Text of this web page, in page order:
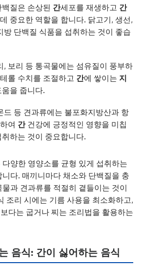
질은 손상된 간세포를 재생하고 간
중요한 역할을 합니다. 닭고기, 생선,
방 단백질 식품을 섭취하는 것이 좋습
, 보리 등 통곡물에는 섬유질이 풍부하
롤 수치를 조절하고 간에 쌓이는 지
을 줍니다.
드 등 견과류에는 불포화지방산과 항
여 간건강에 긍정적인 영향을 미칩
하는 것이 중요합니다.
다양한 영양소를 균형 있게 섭취하는
다. 매끼니마다 채소와 단백질을 충
과 견과류를 적절히 곁들이는 것이
조리 시에는 기름 사용을 최소화하고,
다는 굽거나 찌는 조리법을 활용하는
음식: 간이 싫어하는 음식